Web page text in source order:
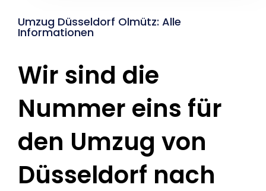
Umzug Düsseldorf Olmütz: Alle
Informationen
Wir sind die
Nummer eins für
den Umzug von
Düsseldorf nach